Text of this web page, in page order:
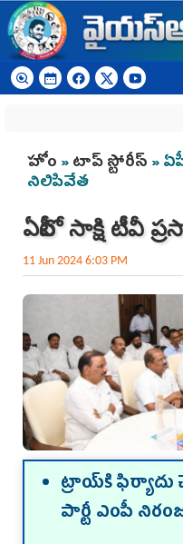
Skip to main content
You are here
హోం »టాప్ స్టోరీస్ »
నిలిపివేత
ఏపీలో సాక్షి టీవీ
11 Jun 2024 6:03 PM
ట్రాయ్‌కి
పార్టీ ఎంపీ